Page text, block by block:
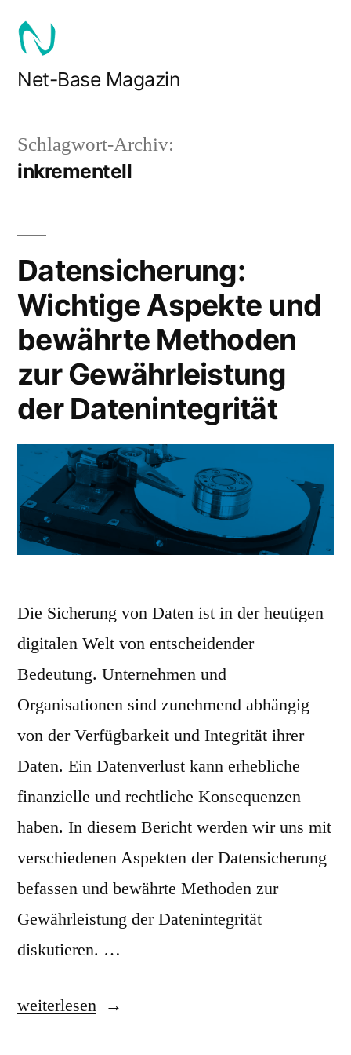
Inhalt
springen
Net-Base Magazin
Schlagwort-Archiv:
inkrementell
Datensicherung:
Wichtige Aspekte und
bewährte Methoden
zur Gewährleistung
der Datenintegrität
Die Sicherung von Daten ist in der heutigen
digitalen Welt von entscheidender
Bedeutung. Unternehmen und
Organisationen sind zunehmend abhängig
von der Verfügbarkeit und Integrität ihrer
Daten. Ein Datenverlust kann erhebliche
finanzielle und rechtliche Konsequenzen
haben. In diesem Bericht werden wir uns mit
verschiedenen Aspekten der Datensicherung
befassen und bewährte Methoden zur
Gewährleistung der Datenintegrität
diskutieren. …
„
weiterlesen